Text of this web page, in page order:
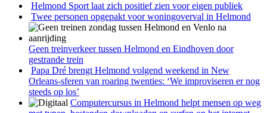
Helmond Sport laat zich positief zien voor eigen publiek
Twee personen opgepakt voor woningoverval in Helmond
Geen treinverkeer tussen Helmond en Eindhoven door
gestrande trein
Papa Dré brengt Helmond volgend weekend in New
Orleans-sferen van roaring twenties: ‘We improviseren er nog
steeds op los’
Computercursus in Helmond helpt mensen op weg